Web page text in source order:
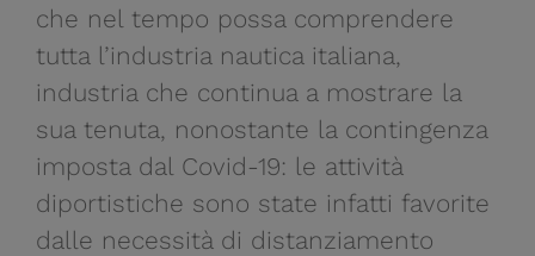
che nel tempo possa comprendere
tutta l’industria nautica italiana,
industria che continua a mostrare la
sua tenuta, nonostante la contingenza
imposta dal Covid-19: le attività
diportistiche sono state infatti favorite
dalle necessità di distanziamento